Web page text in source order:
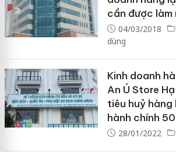
cần được làm
04/03/2018
dùng
Kinh doanh
An Ú Store
tiêu huỷ
hành chính
28/01/2022